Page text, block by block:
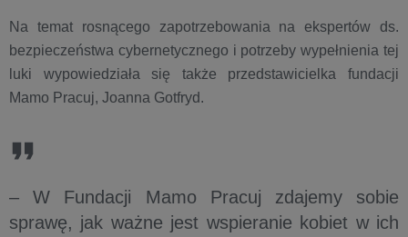
Na temat rosnącego zapotrzebowania na ekspertów ds.
bezpieczeństwa cybernetycznego i potrzeby wypełnienia tej
luki wypowiedziała się także przedstawicielka fundacji
Mamo Pracuj, Joanna Gotfryd.
– W Fundacji Mamo Pracuj zdajemy sobie
sprawę, jak ważne jest wspieranie kobiet w ich